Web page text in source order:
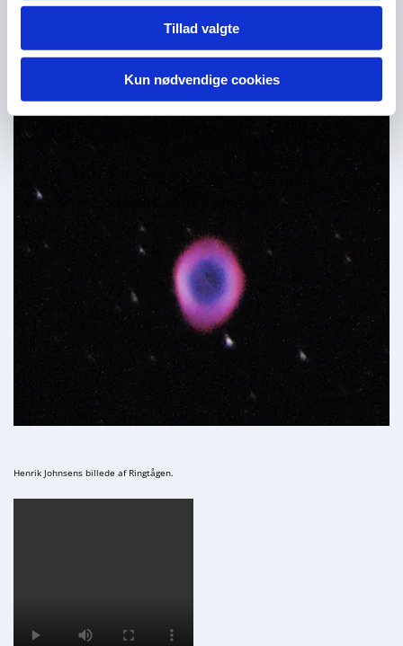
Tillad valgte
Kun nødvendige cookies
Jan Bertelsens billede af Deer Lick Galaxy
Henrik Johnsens billede af Ringtågen.